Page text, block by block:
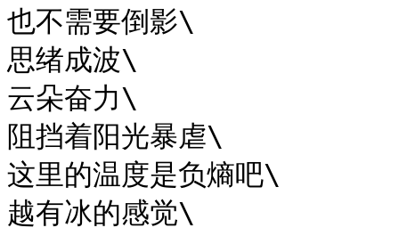
也不需要倒影\
思绪成波\
云朵奋力\
阻挡着阳光暴虐\
这里的温度是负熵吧\
越有冰的感觉\